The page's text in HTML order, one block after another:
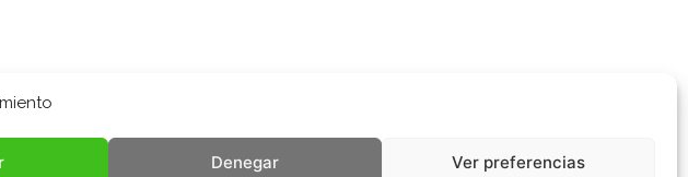
Denegar Ver preferencias